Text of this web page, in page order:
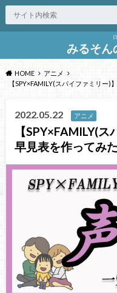
みるそん
HOME
アニメ
【SPY×FAMILY(スパイファミリー)
2022.05.22 アニメ
【SPY×FAMILY(
早見表を作ってみた